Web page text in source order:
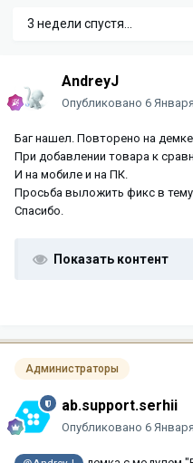
3 недели спустя...
AndreyJ
Опубликовано 6
Баг нашел. Повторено на
При добавлении товара к
И на мобиле и на ПК.
Просьба выложить фикс в
Спасибо.
Показать контент
Администраторы
ab.support.serhii
Опубликовано 6